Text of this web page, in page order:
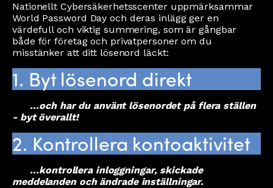
Nationellt Cybersäkerhetsscenter uppmärksammar
World Password Day och deras inlägg ger en
värdefull och viktig summering, som är gångbar
både för företag och privatpersoner om du
misstänker att ditt lösenord läckt:
1. Byt lösenord direkt
...och har du använt lösenordet på flera ställen
- byt överallt!
2. Kontrollera kontoaktivitet
...kontrollera inloggningar, skickade
meddelanden och ändrade inställningar.